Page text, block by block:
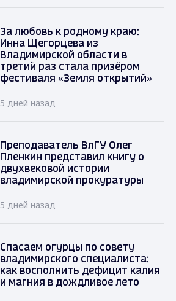
За любовь к родному краю:
Инна Щегорцева из
Владимирской области в
третий раз стала призёром
фестиваля «Земля открытий»
5 дней назад
Преподаватель ВлГУ Олег
Пленкин представил книгу о
двухвековой истории
владимирской прокуратуры
5 дней назад
Спасаем огурцы по совету
владимирского специалиста:
как восполнить дефицит калия
и магния в дождливое лето